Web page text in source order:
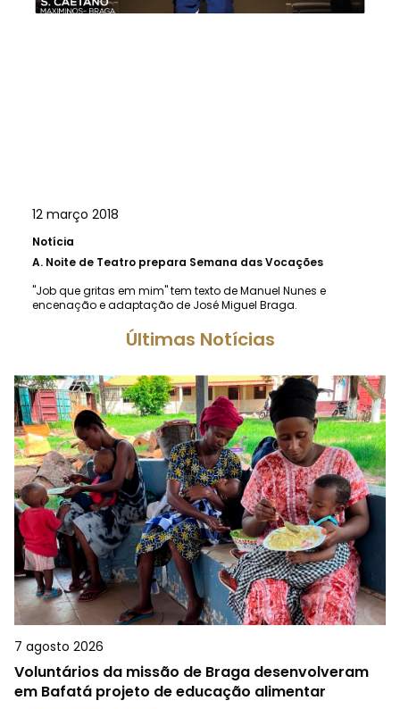
12 março 2018
Notícia
A. Noite de Teatro prepara Semana das Vocações
"Job que gritas em mim" tem texto de Manuel Nunes e
encenação e adaptação de José Miguel Braga.
Últimas Notícias
7 agosto 2026
Voluntários da missão de Braga desenvolveram
em Bafatá projeto de educação alimentar